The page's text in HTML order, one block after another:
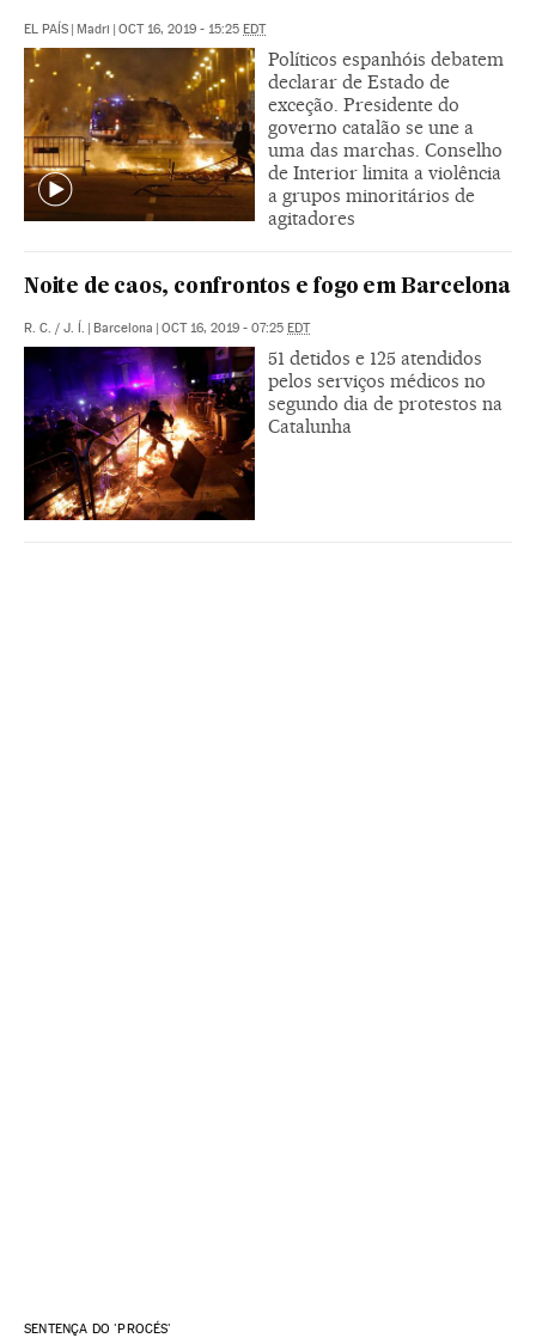
EL PAÍS | Madri | OCT 16, 2019 - 15:25 EDT
Políticos espanhóis debatem
declarar de Estado de
exceção. Presidente do
governo catalão se une a
uma das marchas. Conselho
de Interior limita a violência
a grupos minoritários de
agitadores
Noite de caos, confrontos e fogo em Barcelona
R. C. / J. Í. | Barcelona | OCT 16, 2019 - 07:25 EDT
51 detidos e 125 atendidos
pelos serviços médicos no
segundo dia de protestos na
Catalunha
SENTENÇA DO 'PROCÉS'